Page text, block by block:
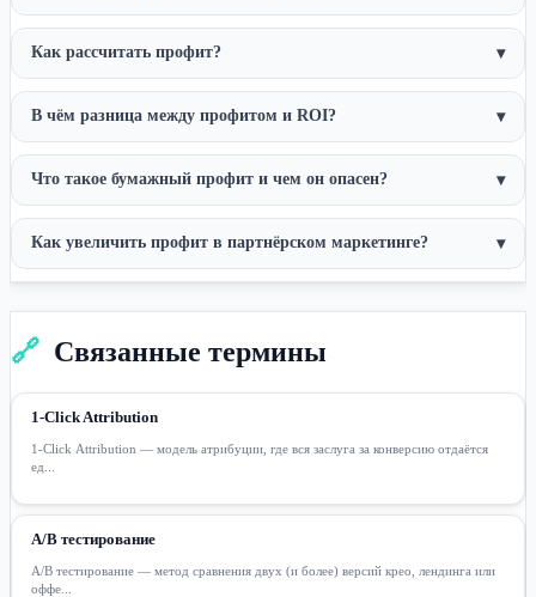
Как рассчитать профит? ▾
В чём разница между профитом и ROI? ▾
Что такое бумажный профит и чем он опасен? ▾
Как увеличить профит в партнёрском маркетинге? ▾
🔗 Связанные термины
1-Click Attribution
1-Click Attribution — модель атрибуции, где вся заслуга за конверсию отдаётся
ед...
A/B тестирование
A/B тестирование — метод сравнения двух (и более) версий крео, лендинга или
оффе...